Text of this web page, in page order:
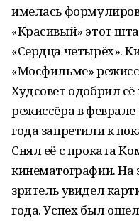
имелась
«Красивый» этот
«Сердца четырёх».
«Мосфильме»
Худсовет одобрил
режиссёра в феврале
года запретили к
Снял её с проката
кинематографии. На
зритель увидел
года. Успех был